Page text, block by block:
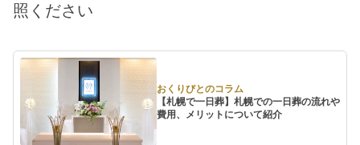
照ください
おくりびとのコラム
【札幌で一日葬】札幌での一日葬の流れや
費用、メリットについて紹介